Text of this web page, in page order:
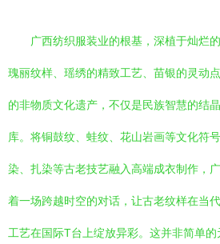
广西纺织服装业的根基，深植于灿烂
瑰丽纹样、瑶绣的精致工艺、苗银的灵
的非物质文化遗产，不仅是民族智慧的结
库。将铜鼓纹、蛙纹、花山岩画等文化符
染、扎染等古老技艺融入高端成衣制作，
着一场跨越时空的对话，让古老纹样在当
工艺在国际T台上绽放异彩。这并非简单